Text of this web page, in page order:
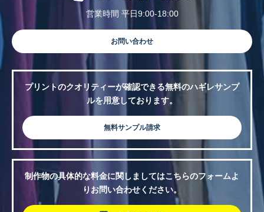
営業時間 平日9:00-18:00
お問い合わせ
プリントのクオリティーが確認できる無料のハギレサンプ
ルを用意しております。
無料サンプル請求
制作物の具体的な料金に関しましてはこちらのフォームよ
りお問い合わせください。